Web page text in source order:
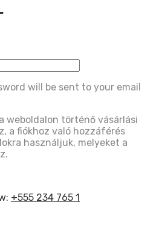
will be sent to your email
weboldalon történő vásárlási
a fiókhoz való hozzáférés
használjuk, melyeket a
+555 234 765 1